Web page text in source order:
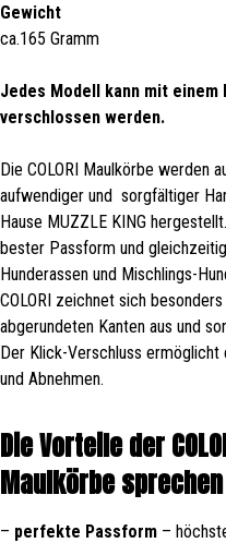
Gewicht
ca.165 Gramm
Jedes Modell kann mit
verschlossen werden.
Die COLORI Maulkörbe werden
aufwendiger und sorgfältiger
Hause MUZZLE KING
bester Passform und
Hunderassen und Mischlings-
COLORI zeichnet sich
abgerundeten Kanten aus und
Der Klick-Verschluss ermöglicht
und Abnehmen.
Die Vorteile der
Maulkörbe
– perfekte Passform –